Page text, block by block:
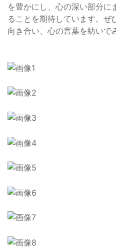
を豊かにし、心の深い部分
ることを期待しています。ぜ
向き合い、心の言葉を紡いで